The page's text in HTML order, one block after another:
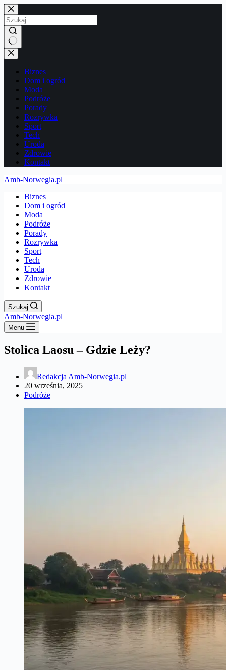
Przejdź
do
treści
Brak
wyników
Biznes
Dom i ogród
Moda
Podróże
Porady
Rozrywka
Sport
Tech
Uroda
Zdrowie
Kontakt
Amb-Norwegia.pl
Biznes
Dom i ogród
Moda
Podróże
Porady
Rozrywka
Sport
Tech
Uroda
Zdrowie
Kontakt
Szukaj
Amb-Norwegia.pl
Menu
Stolica Laosu – Gdzie Leży?
Redakcja Amb-Norwegia.pl
20 września, 2025
Podróże